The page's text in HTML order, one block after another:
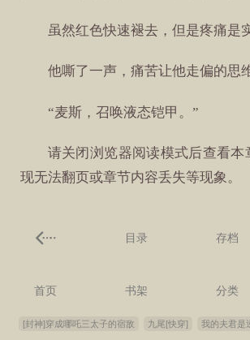
虽然红色快速褪去，但是疼痛是
他嘶了一声，痛苦让他走偏的思
“麦斯，召唤液态铠甲。”
请关闭浏览器阅读模式后查看本
现无法翻页或章节内容丢失等现象。
目录 存档
首页 书架 分类
[封神]穿成哪吒三太子的宿敌 九尾[快穿] 我的夫君是